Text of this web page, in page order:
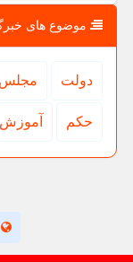
موضوع های
دولت مجلس
حكم آموزش